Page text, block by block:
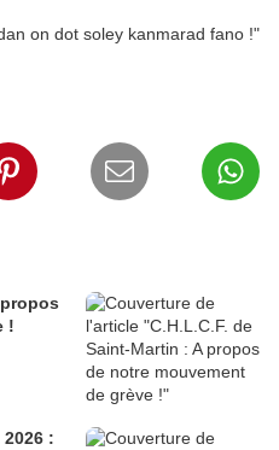
on dot soley kanmarad fano !"
!
2026 :